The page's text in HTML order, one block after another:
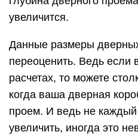
увеличится.
Данные размеры
переоценить. Ведь если
расчетах, то можете
когда ваша дверная
проем. И ведь не
увеличить, иногда это